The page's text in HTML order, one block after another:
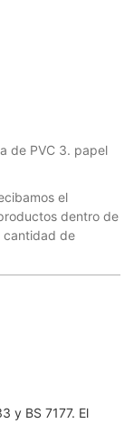
de PVC 3. papel
el
dentro de
cantidad de
y BS 7177. El